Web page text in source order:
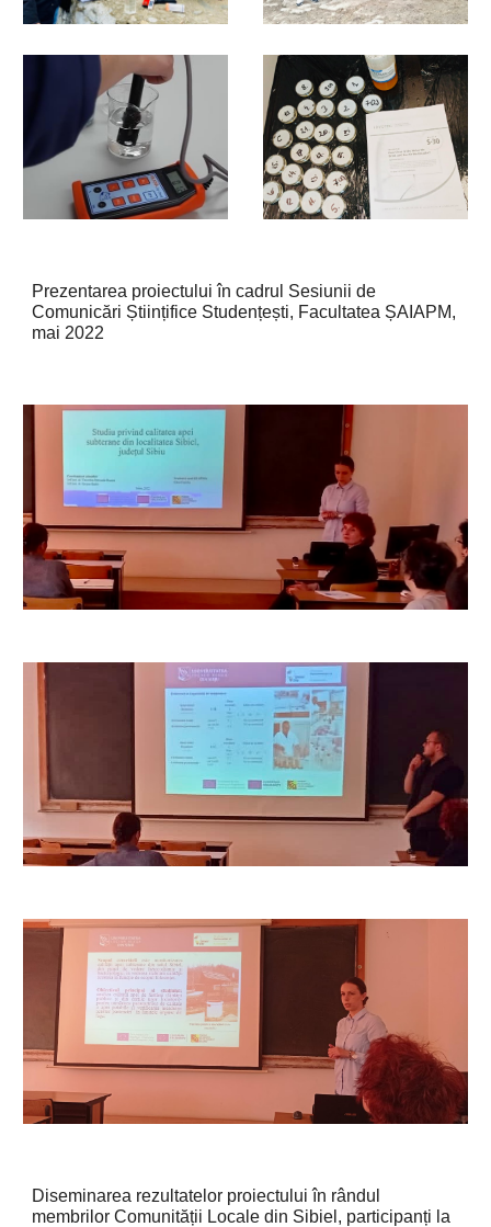
Prezentarea proiectului în cadrul Sesiunii de
Comunicări Științifice Studențești, Facultatea ȘAIAPM,
mai 2022
Diseminarea rezultatelor proiectului în rândul
membrilor Comunității Locale din Sibiel, participanți la